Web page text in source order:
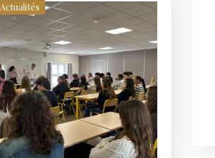
Actualités